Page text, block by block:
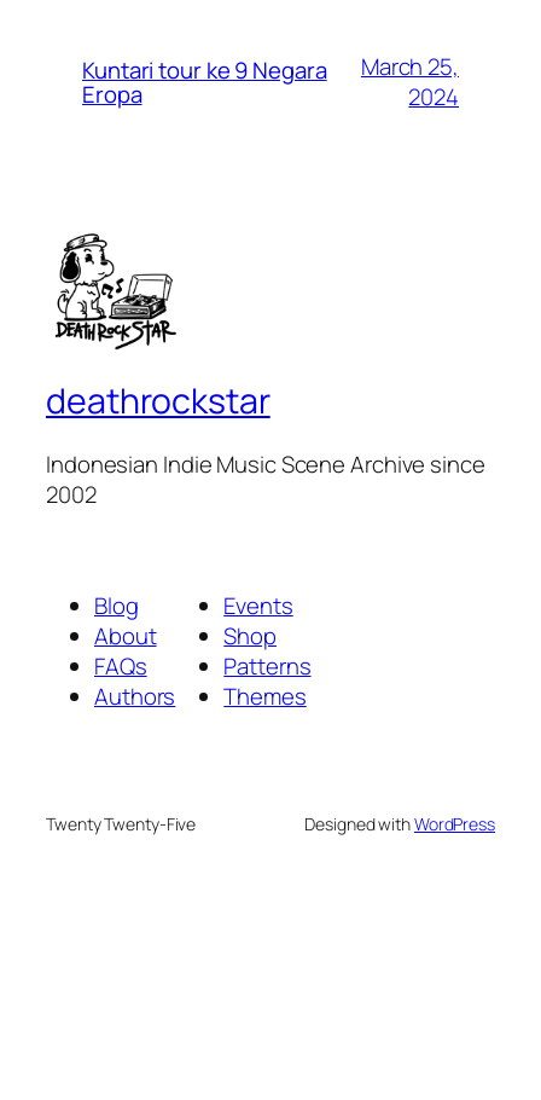
Kuntari tour ke 9 Negara
Eropa
March 25,
2024
deathrockstar
Indonesian Indie Music Scene Archive since
2002
Blog
About
FAQs
Authors
Events
Shop
Patterns
Themes
Twenty Twenty-Five Designed withWordPress